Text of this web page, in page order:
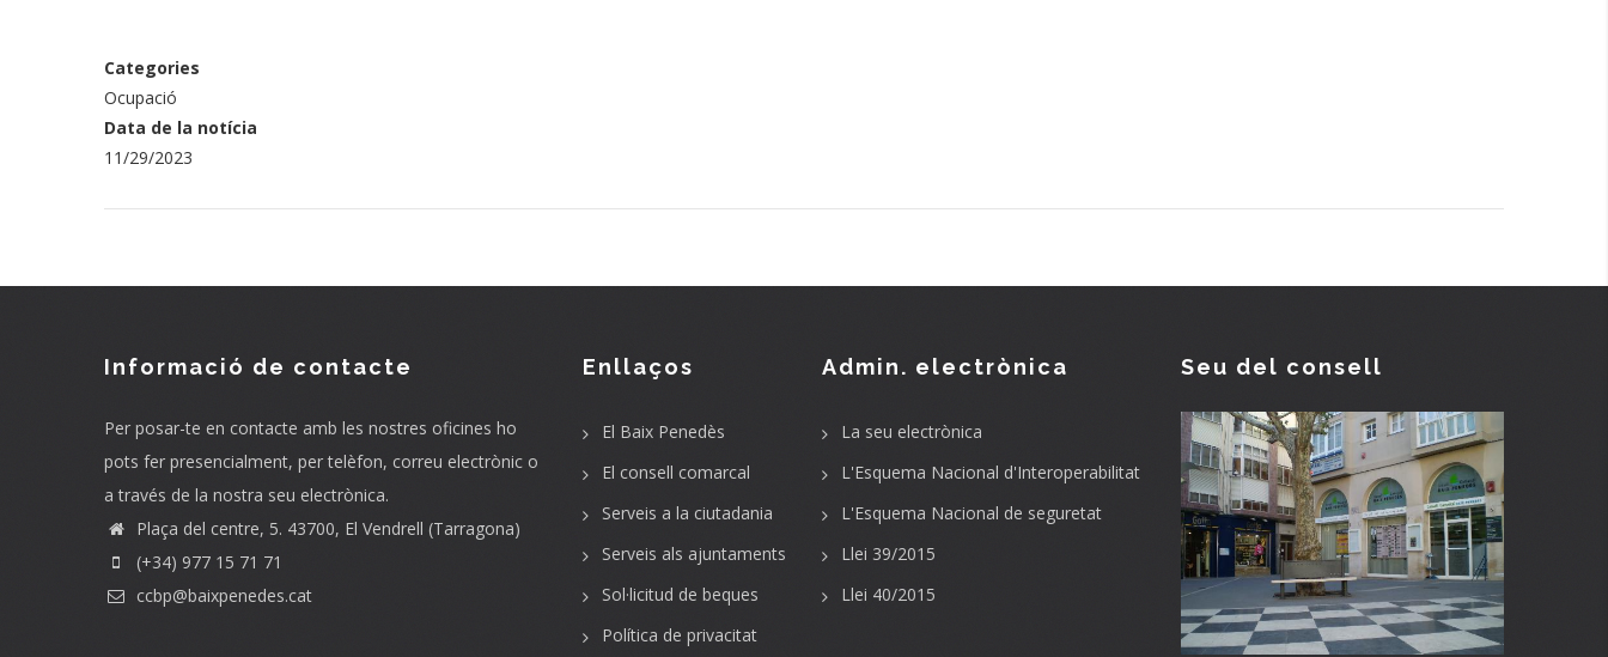
Categories
Ocupació
Data de la notícia
11/29/2023
Informació de contacte
Per posar-te en contacte amb les nostres oficines ho
pots fer presencialment, per telèfon, correu electrònic o
a través de la nostra seu electrònica.
Plaça del centre, 5. 43700, El Vendrell (Tarragona)
(+34) 977 15 71 71
ccbp@baixpenedes.cat
Enllaços
El Baix Penedès
El consell comarcal
Serveis a la ciutadania
Serveis als ajuntaments
Sol·licitud de beques
Política de privacitat
Admin. electrònica
La seu electrònica
L'Esquema Nacional d'Interoperabilitat
L'Esquema Nacional de seguretat
Llei 39/2015
Llei 40/2015
Seu del consell